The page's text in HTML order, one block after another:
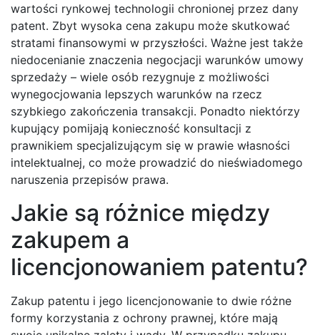
wartości rynkowej technologii chronionej przez dany
patent. Zbyt wysoka cena zakupu może skutkować
stratami finansowymi w przyszłości. Ważne jest także
niedocenianie znaczenia negocjacji warunków umowy
sprzedaży – wiele osób rezygnuje z możliwości
wynegocjowania lepszych warunków na rzecz
szybkiego zakończenia transakcji. Ponadto niektórzy
kupujący pomijają konieczność konsultacji z
prawnikiem specjalizującym się w prawie własności
intelektualnej, co może prowadzić do nieświadomego
naruszenia przepisów prawa.
Jakie są różnice między
zakupem a
licencjonowaniem patentu?
Zakup patentu i jego licencjonowanie to dwie różne
formy korzystania z ochrony prawnej, które mają